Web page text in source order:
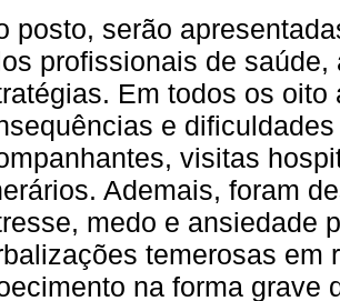
posto, serão
profissionais de
Em todos os
e
visitas
Ademais, foram
medo e ansiedade
temerosas em
na forma grave